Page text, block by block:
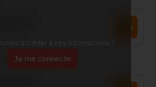
accéder à ces informations ?
Je me connecte